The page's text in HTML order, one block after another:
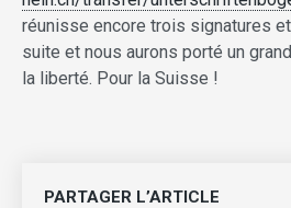
réunisse encore trois signatures
suite et nous aurons porté un
la liberté. Pour la Suisse !
PARTAGER L’ARTICLE